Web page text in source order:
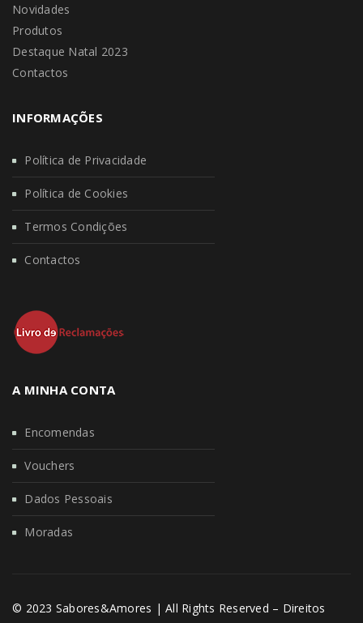
Novidades
Produtos
Destaque Natal 2023
Contactos
INFORMAÇÕES
Política de Privacidade
Política de Cookies
Termos Condições
Contactos
A MINHA CONTA
Encomendas
Vouchers
Dados Pessoais
Moradas
© 2023 Sabores&Amores | All Rights Reserved – Direitos